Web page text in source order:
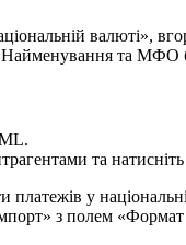
.
трагентами та натисніть